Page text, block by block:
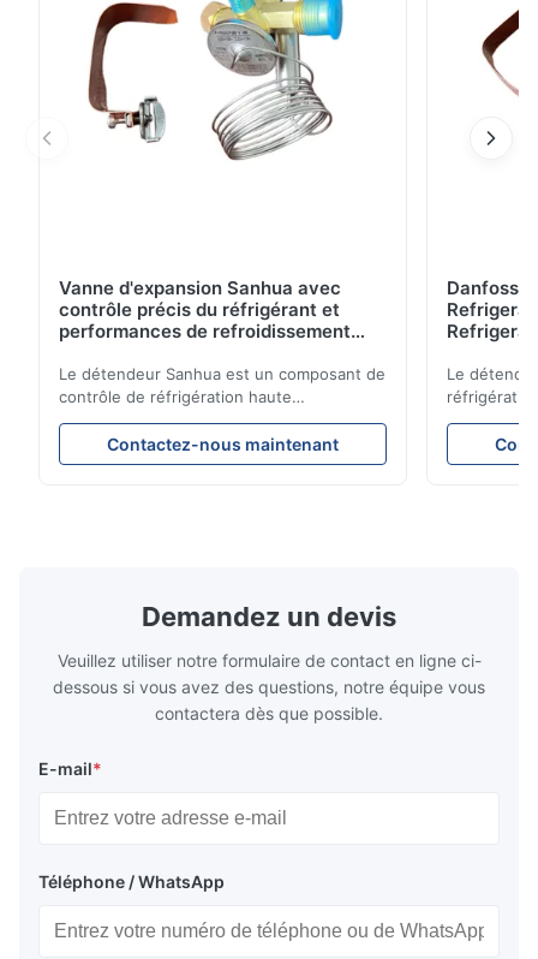
Vanne d'expansion Sanhua avec
contrôle précis du réfrigérant et
performances de refroidissement
réfrigération de véhicules
Le détendeur Sanhua est un composant de
contrôle de réfrigération haute
performance conçu pour les unités de
réfrigération de camions, les
fourgonnettes réfrigérées et les systèmes
Contactez-nous maintenant
Danfoss
Le
précision
Demandez un devis
Veuillez utiliser notre formulaire de contact en ligne ci-
dessous si vous avez des questions, notre équipe vous
contactera dès que possible.
E-mail*
Téléphone / WhatsApp